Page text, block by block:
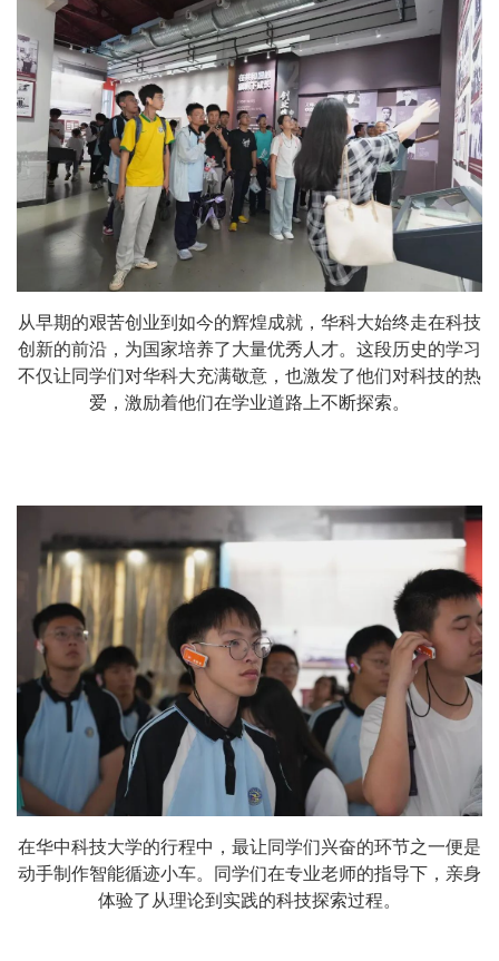
从早期的艰苦创业到如今的辉煌成就，华科大始终走在科技
创新的前沿，为国家培养了大量优秀人才。这段历史的学习
不仅让同学们对华科大充满敬意，也激发了他们对科技的热
爱，激励着他们在学业道路上不断探索。
在华中科技大学的行程中，最让同学们兴奋的环节之一便是
动手制作智能循迹小车。同学们在专业老师的指导下，亲身
体验了从理论到实践的科技探索过程。